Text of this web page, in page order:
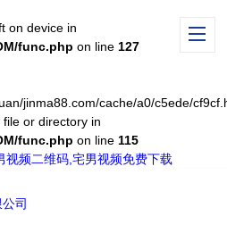
on device in
func.php on line 127
jinma88.com/cache/a0/c5ede/
or directory in
func.php on line 115
视频二维码,宅男视频免费下载